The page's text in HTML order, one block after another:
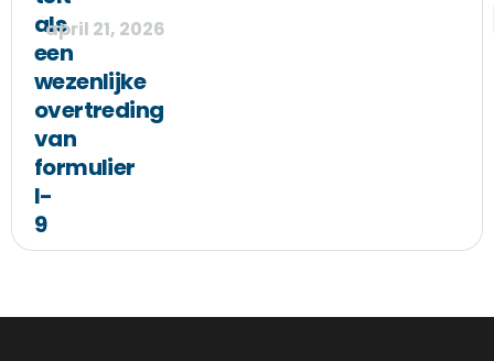
als
een
wezenlijke
overtreding
van
formulier
I-
9
april 21, 2026